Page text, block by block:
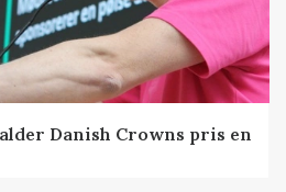
Danish Crowns pris en